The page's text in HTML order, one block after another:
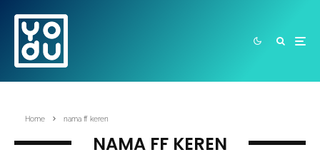
Home nama ff keren
NAMA FF KEREN